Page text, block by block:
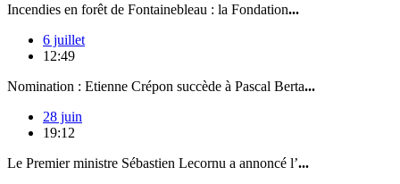
Incendies en forêt de Fontainebleau : la Fondation...
6 juillet
12:49
Nomination : Etienne Crépon succède à Pascal Berta...
28 juin
19:12
Le Premier ministre Sébastien Lecornu a annoncé l’...